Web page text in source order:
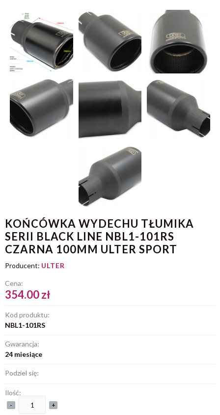
KOŃCÓWKA WYDECHU TŁUMIKA
SERII BLACK LINE NBL1-101RS
CZARNA 100MM ULTER SPORT
Producent: ULTER
Cena:
354.00 zł
Kod produktu:
NBL1-101RS
Gwarancja:
24 miesiące
Podziel się:
Ilość:
- +